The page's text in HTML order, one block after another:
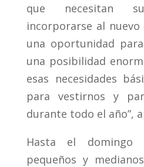
que necesitan
incorporarse al nuevo
una oportunidad
una posibilidad
esas necesidades
para vestirnos y
durante todo el año”,
Hasta el
pequeños y